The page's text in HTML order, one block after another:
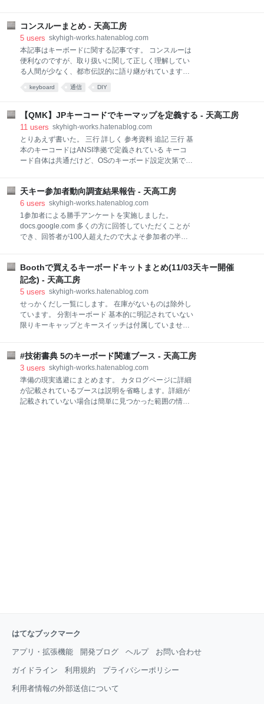
かってる人は読み飛ばしてください。 価格帯 下は
2500円、上は3万円くらいです。 下はamazonで売っ
す。このとき、マーフィーの法則に基づいて大体
promicroの下にはんだ付け不良があることがのちに発
覚します。 残念なことにnamecard2x4も空間の都合で
ソケットとダイオードの上にpromicroをかぶせてしま
っています。しかし、promicroを取り付ける前にテス
きます。 今回使うのはamazonでprime発送にも関わら
す。テスターを持っていなければ今すぐ購入してくだ
さい。 小型デジタルテスター 出版社/メーカー:
コンスルーまとめ - 天高工房
5 users skyhigh-works.hatenablog.com
本記事はキーボードに関する記事です。 コンスルーは
便利なのですが、取り扱いに関して正しく理解してい
る人間が少なく、都市伝説的に語り継がれています。
毎度説明するのが非常にめんどくさいのでまとめま
す。 取り扱いの話は2019/6/7に追記しました。もとも
の数字と資料への参照をまとめた記事でした。 コンス
ルーとキーボード コンスルーの調達先と種類 追記 コ
ンスルーと基板設計 向き コンスルーと寿命 だいじそ
うなとこ 資料 コンスルーとキーボード スプリングピ
ンヘッダことコンスルーという部品があります。
用いられています。オプション部品です*1。 そのた
め、12ピンのもののみが小ロットで入手可能でした。
keyboard 通信 DIY
【QMK】JPキーコードでキーマップを定義する - 天高工房
11 users skyhigh-works.hatenablog.com
とりあえず書いた。 三行 詳しく 参考資料 追記 三行 基
本のキーコードはANSI準拠で定義されている キーコ
ード自体は共通だけど、OSのキーボード設定次第で同
る） JPでキーマップを定義したい場合は
#include"keymap_jp.h"を追加することでJP_XXで定義
でき、キーマップ定義と入力記号を一致させることが
できる 詳しく USB HIDのキーボードのキーコードは
いわゆるANSIと同じ組み合わせで定義されています。
ードが認識されているか」によってキーコードが変わ
ります。ANSIを指してもOS側に今接続しているのは
JPだと言い張ればGraveは半角全角になります。逆も
また然りです。 J
天キー参加者動向調査結果報告 - 天高工房
6 users skyhigh-works.hatenablog.com
1参加者による勝手アンケートを実施しました。
docs.google.com 多くの方に回答していただくことが
でき、回答者が100人超えたので大よそ参加者の半分
フを雑にコピペして、読み取れることを雑に書いて、
たまにポエム書いてます。基本的にはグラフだけ見て
ください。 天キーはいつ頃知りましたか 天キーをどこ
で知りましたか 天キー参加以前にキーボードキットを
組み立てたことはありましたか？ 一番使用頻度が高い
キーボードは割れていますか？ キーボードの利用頻度
い（任意回答） 天キーの一番の参加目的はなんでした
か？ 天キーの参加目的はなんでしたか？ 天キーで購入
する予定だったキーボードキットはありますか
Boothで買えるキーボードキットまとめ(11/03天キー開催
記念) - 天高工房
5 users skyhigh-works.hatenablog.com
せっかくだし一覧にします。 在庫がないものは除外し
ています。 分割キーボード 基本的に明記されていない
限りキーキャップとキースイッチは付属していませ
booth.pm booth.pm 25keys.booth.pm マクロパッド 両
方ともすべての部品が揃っているのでとりあえず組み
立ててみたい人におすすめのキットです。どちらも作
業時間30分程度で済むでしょう。 booth.pm booth.pm
その他 メカニカルスイッチ電卓の「てんたく」を除き
#技術書典 5のキーボード関連ブース - 天高工房
3 users skyhigh-works.hatenablog.com
準備の現実逃避にまとめます。 カタログページに詳細
が記載されているブースは説明を省略します。詳細が
記載されていない場合は簡単に見つかった範囲の情報
はてなブックマーク
アプリ・拡張機能 開発ブログ ヘルプ お問い合わせ
ガイドライン 利用規約 プライバシーポリシー
利用者情報の外部送信について